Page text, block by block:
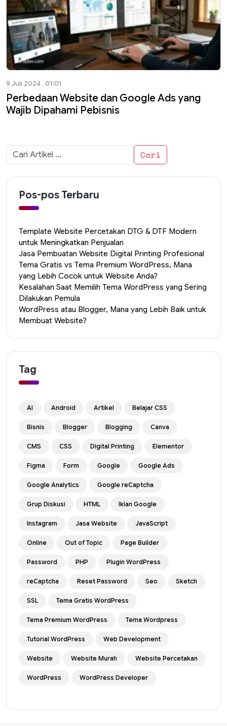
9 Juli 2024 , 01:01
Perbedaan Website dan Google Ads yang
Wajib Dipahami Pebisnis
Cari
untuk:
Pos-pos Terbaru
Template Website Percetakan DTG & DTF Modern
untuk Meningkatkan Penjualan
Jasa Pembuatan Website Digital Printing Profesional
Tema Gratis vs Tema Premium WordPress, Mana
yang Lebih Cocok untuk Website Anda?
Kesalahan Saat Memilih Tema WordPress yang Sering
Dilakukan Pemula
WordPress atau Blogger, Mana yang Lebih Baik untuk
Membuat Website?
Tag
AI Android Artikel Belajar CSS
Bisnis Blogger Blogging Canva
CMS CSS Digital Printing Elementor
Figma Form Google Google Ads
Google Analytics Google reCaptcha
Grup Diskusi HTML Iklan Google
Instagram Jasa Website JavaScript
Online Out of Topic Page Builder
Password PHP Plugin WordPress
reCaptcha Reset Password Seo Sketch
SSL Tema Gratis WordPress
Tema Premium WordPress Tema Wordpress
Tutorial WordPress Web Development
Website Website Murah Website Percetakan
WordPress WordPress Developer